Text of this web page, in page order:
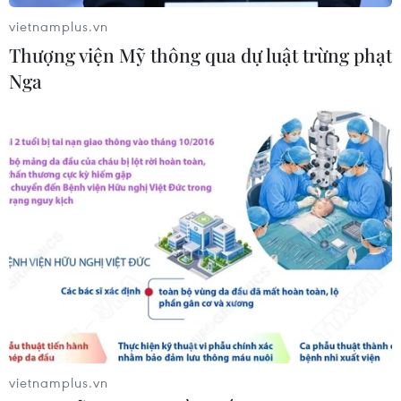
Máy bay chở khách nội địa đầu tiên
của Nga hoàn tất chuyến bay thử
04/08/2026 01:25
CƠ QUAN CHỦ QUẢN: THÔNG TẤN XÃ VIỆT NAM
Tổng Biên tập: TRẦN TIẾN DUẨN
vietnamplus.vn
Thượng viện Mỹ thông qua dự luật trừng phạt
Nga
vietnamplus.vn